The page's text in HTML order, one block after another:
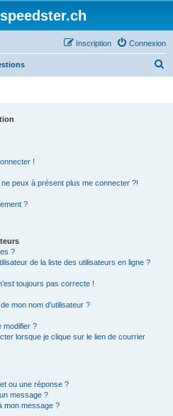
Connexion
Inscription
!
peux à présent plus me connecter ?!
?
?
de la liste des utilisateurs en ligne ?
toujours pas correcte !
mon nom d’utilisateur ?
modifier ?
lorsque je clique sur le lien de courrier
ou une réponse ?
message ?
mon message ?